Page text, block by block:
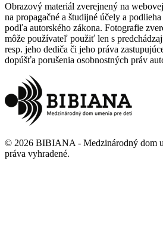
Obrazový materiál zverejnený na
na propagačné a študijné účely a
podľa autorského zákona. Fotografie
môže používateľ použiť len s
resp. jeho dediča či jeho práva
dopúšťa porušenia osobnostných práv
© 2026 BIBIANA - Medzinárodný dom
práva vyhradené.